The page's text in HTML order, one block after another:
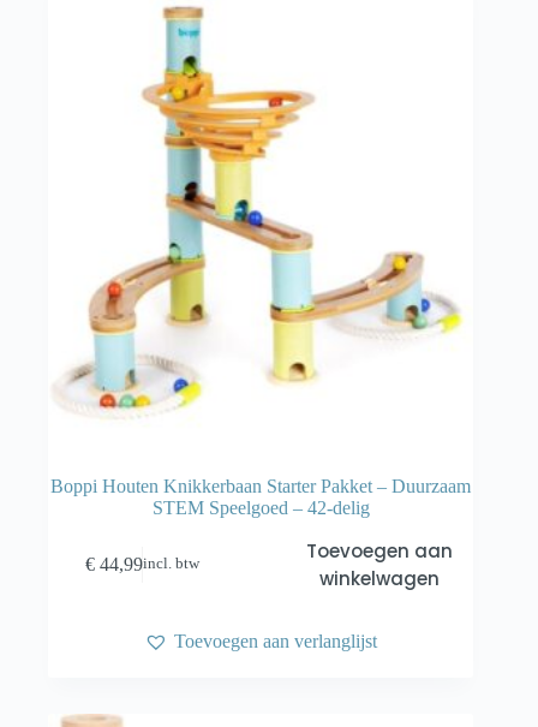
Boppi Houten Knikkerbaan Starter Pakket – Duurzaam
STEM Speelgoed – 42-delig
€ 44,99incl. btw
Toevoegen aan
winkelwagen
Toevoegen aan verlanglijst